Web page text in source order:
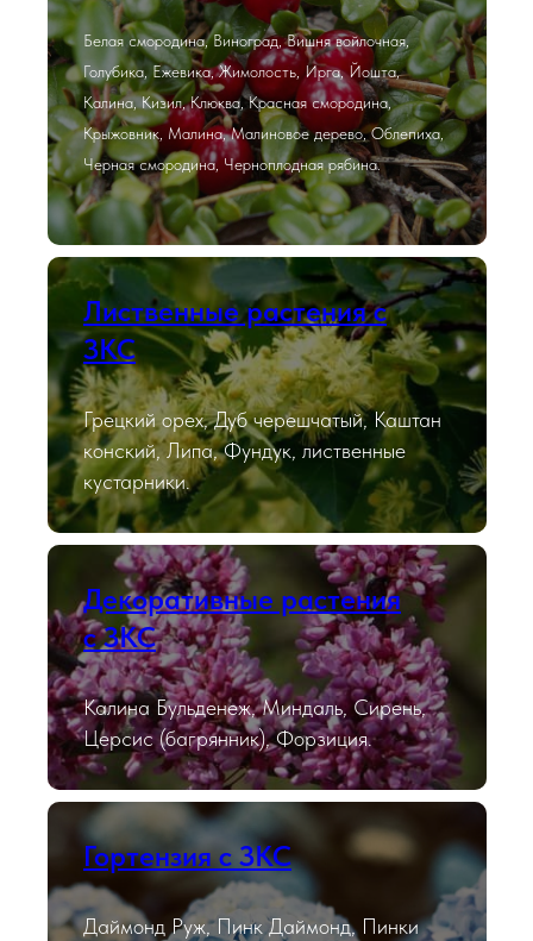
Белая смородина, Виноград, Вишня войлочная,
Голубика, Ежевика, Жимолость, Ирга, Йошта,
Калина, Кизил, Клюква, Красная смородина,
Крыжовник, Малина, Малиновое дерево, Облепиха,
Черная смородина, Черноплодная рябина.
Лиственные растения с
ЗКС
Грецкий орех, Дуб черешчатый, Каштан
конский, Липа, Фундук, лиственные
кустарники.
Декоративные растения
с ЗКС
Калина Бульденеж, Миндаль, Сирень,
Церсис (багрянник), Форзиция.
Гортензия с ЗКС
Даймонд Руж, Пинк Даймонд, Пинки